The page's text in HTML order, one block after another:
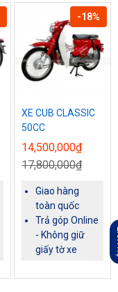
-18%
XE CUB CLASSIC
50CC
14,500,000₫
17,800,000₫
Giao hàng
toàn quốc
Trả góp Online
- Không giữ
giấy tờ xe